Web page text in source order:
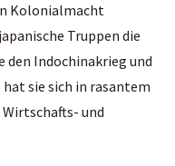
Kolonialmacht
Truppen die
den Indochinakrieg und
sie sich in rasantem
und